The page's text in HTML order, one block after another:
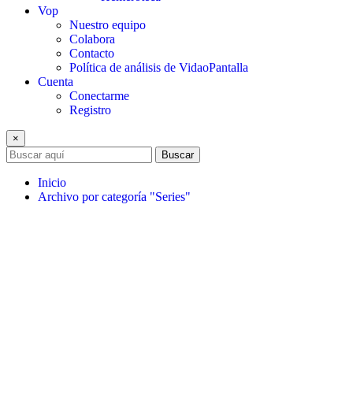
Vop
Nuestro equipo
Colabora
Contacto
Política de análisis de VidaoPantalla
Cuenta
Conectarme
Registro
×
Buscar
Inicio
Archivo por categoría "Series"